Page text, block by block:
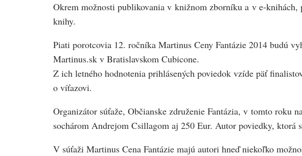
Okrem možnosti publikovania v knižnom zborníku a v e-
knihy.
Piati porotcovia 12. ročníka Martinus Ceny Fantázie 2014 budú
Martinus.sk v Bratislavskom Cubicone.
Z ich letného hodnotenia prihlásených poviedok vzíde päť
o víťazovi.
Organizátor súťaže, Občianske združenie Fantázia, v tomto roku
sochárom Andrejom Csillagom aj 250 Eur. Autor poviedky, ktorá
V súťaži Martinus Cena Fantázie majú autori hneď niekoľko